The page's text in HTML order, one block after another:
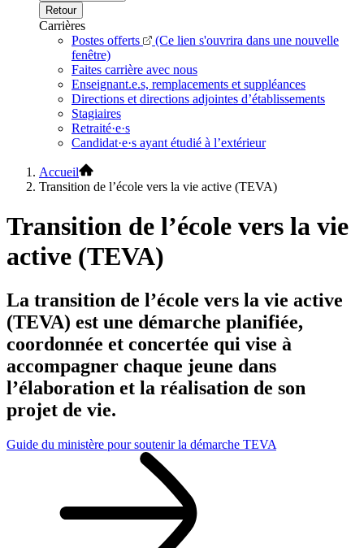
Retour
Carrières
Postes offerts
(Ce lien s'ouvrira dans une nouvelle
fenêtre)
Faites carrière avec nous
Enseignant.e.s, remplacements et suppléances
Directions et directions adjointes d’établissements
Stagiaires
Retraité·e·s
Candidat·e·s ayant étudié à l’extérieur
Accueil
Transition de l’école vers la vie active (TEVA)
Transition de l’école vers la vie
active (TEVA)
La transition de l’école vers la vie active
(TEVA) est une démarche planifiée,
coordonnée et concertée qui vise à
accompagner chaque jeune dans
l’élaboration et la réalisation de son
projet de vie.
Guide du ministère pour soutenir la démarche TEVA